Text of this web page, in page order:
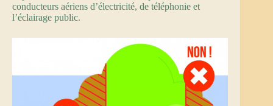
conducteurs aériens d’électricité, de téléphonie et
l’éclairage public.